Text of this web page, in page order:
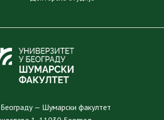
— Шумарски факултет